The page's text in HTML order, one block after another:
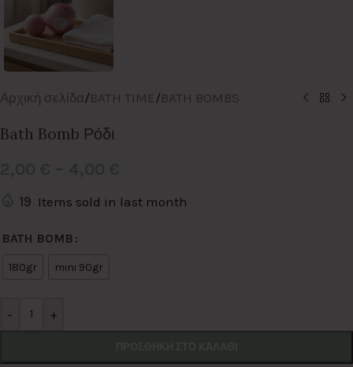
Αρχική σελίδα/BATH TIME/BATH BOMBS
Bath Bomb Ρόδι
19 Items sold in last month
BATH BOMB
180gr mini 90gr
- +
Alternative: